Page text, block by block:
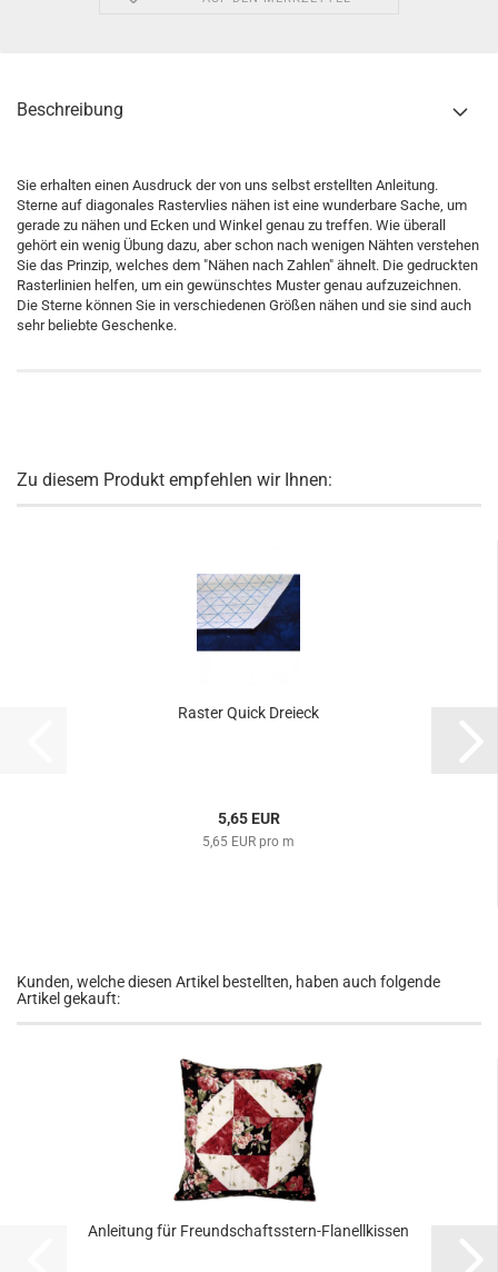
Beschreibung
Sie erhalten einen Ausdruck der von uns selbst erstellten Anleitung.
Sterne auf diagonales Rastervlies nähen ist eine wunderbare Sache, um
gerade zu nähen und Ecken und Winkel genau zu treffen. Wie überall
gehört ein wenig Übung dazu, aber schon nach wenigen Nähten verstehen
Sie das Prinzip, welches dem "Nähen nach Zahlen" ähnelt. Die gedruckten
Rasterlinien helfen, um ein gewünschtes Muster genau aufzuzeichnen.
Die Sterne können Sie in verschiedenen Größen nähen und sie sind auch
sehr beliebte Geschenke.
Zu diesem Produkt empfehlen wir Ihnen:
Raster Quick Dreieck
5,65 EUR
5,65 EUR pro m
Kunden, welche diesen Artikel bestellten, haben auch folgende
Artikel gekauft:
Anleitung für Freundschaftsstern-Flanellkissen